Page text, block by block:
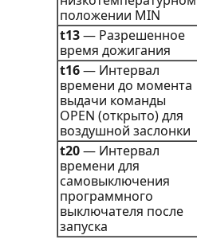
положении MIN
t13— Разрешенное
время дожигания
t16— Интервал
времени до момента
выдачи команды
OPEN (открыто) для
воздушной заслонки
t20— Интервал
времени для
самовыключения
программного
выключателя после
запуска